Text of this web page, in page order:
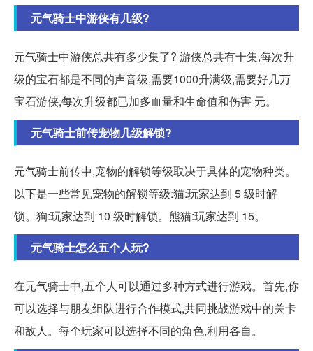
元气骑士中游侠有几级?
元气骑士中游侠总共有多少集了? 游侠总共有十集,每次升
级的宝石都是不同的声音级,需要1000升满级,需要好几万
宝石游侠,每次升级都已加多血量和生命值和伤害 元。
元气骑士前传宠物几级解锁?
元气骑士前传中,宠物的解锁等级取决于具体的宠物种类。
以下是一些常见宠物的解锁等级:猫:玩家达到 5 级时解
锁。狗:玩家达到 10 级时解锁。熊猫:玩家达到 15。
元气骑士怎么五个人玩?
在元气骑士中,五个人可以通过多种方式进行游戏。首先,你
可以选择与朋友组队进行合作模式,共同挑战游戏中的关卡
和敌人。每个玩家可以选择不同的角色,利用各自。